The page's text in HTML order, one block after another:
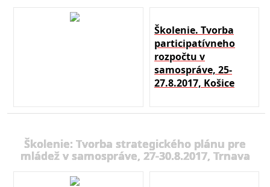
Školenie. Tvorba
participatívneho
rozpočtu v
samospráve, 25-
27.8.2017, Košice
Školenie: Tvorba strategického plánu pre
mládež v samospráve, 27-30.8.2017, Trnava